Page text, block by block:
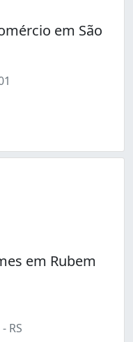
em São
em Rubem
RS